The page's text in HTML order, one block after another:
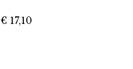
€ 17,10